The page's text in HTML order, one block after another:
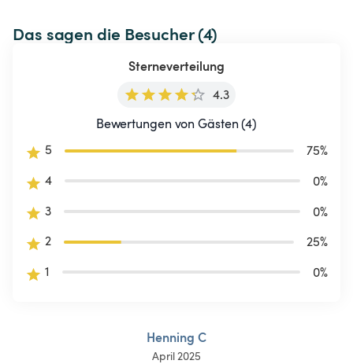
Das sagen die Besucher (4)
Sterneverteilung
4.3
Bewertungen von Gästen (4)
5
75%
4
0%
3
0%
2
25%
1
0%
Henning C
April 2025